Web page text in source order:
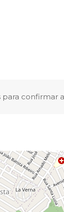
confirmar